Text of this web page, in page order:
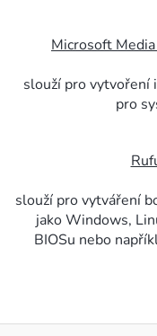
Microsoft
slouží pro vytvoření
pro
slouží pro vytváření
jako Windows,
BIOSu nebo